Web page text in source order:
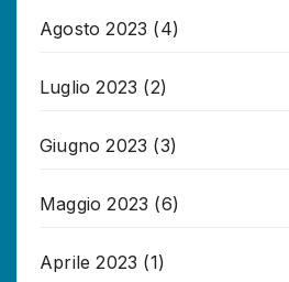
Agosto 2023 (4)
Luglio 2023 (2)
Giugno 2023 (3)
Maggio 2023 (6)
Aprile 2023 (1)